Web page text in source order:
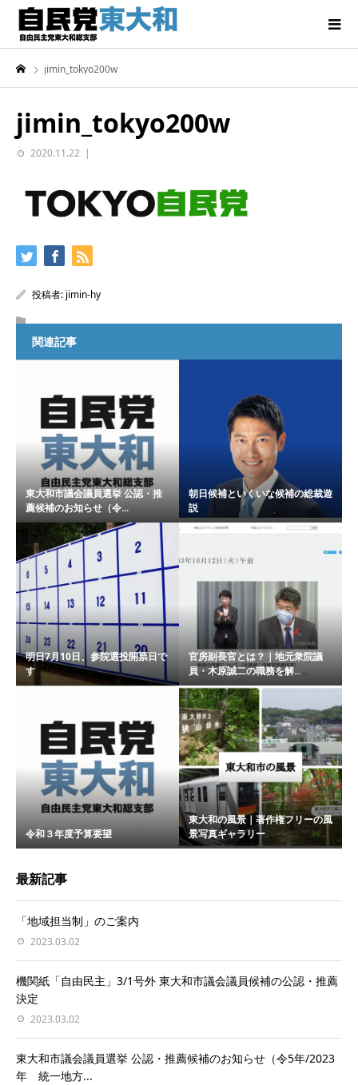
jimin_tokyo200w
jimin_tokyo200w
2020.11.22
投稿者: jimin-hy
関連記事
東大和市議会議員選挙 公認・推
薦候補のお知らせ（令...
朝日候補といくいな候補の総裁遊
説
明日7月10日、参院選投開票日で
す
官房副長官とは？｜地元衆院議
員・木原誠二の職務を解...
令和３年度予算要望
東大和の風景｜著作権フリーの風
景写真ギャラリー
最新記事
「地域担当制」のご案内
2023.03.02
機関紙「自由民主」3/1号外 東大和市議会議員候補の公認・推薦
決定
2023.03.02
東大和市議会議員選挙 公認・推薦候補のお知らせ（令5年/2023
年 統一地方...